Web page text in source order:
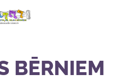
BĒRNIEM